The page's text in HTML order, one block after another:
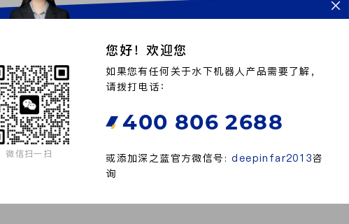
微信扫一扫
您好！欢迎您
如果您有任何关于水下机器人产品需要了解，
请拨打电话：
400 806 2688
或添加深之蓝官方微信号: deepinfar2013咨
询